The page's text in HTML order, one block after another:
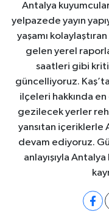
Antalya
yelpazede yayın
yaşamı
gelen yerel
saatleri gibi
güncelliyoruz.
ilçeleri hakkında
gezilecek yerler
yansıtan içeriklerle
devam ediyoruz.
anlayışıyla